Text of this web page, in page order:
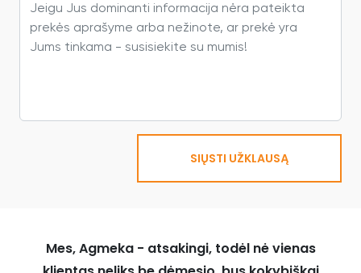
SIŲSTI UŽKLAUSĄ
Mes, Agmeka - atsakingi, todėl nė vienas